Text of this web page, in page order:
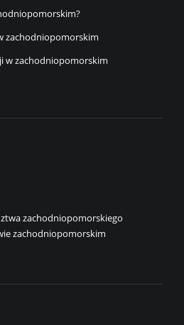
zachodniopomorskim
w zachodniopomorskim
zachodniopomorskiego
zachodniopomorskim